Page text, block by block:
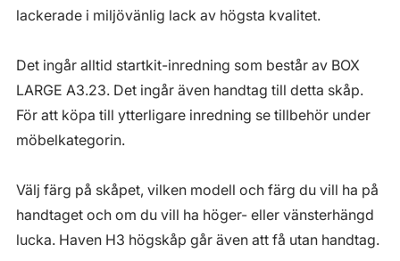
lackerade i miljövänlig lack av högsta kvalitet.
Det ingår alltid startkit-inredning som består av BOX
LARGE A3.23. Det ingår även handtag till detta skåp.
För att köpa till ytterligare inredning se tillbehör under
möbelkategorin.
Välj färg på skåpet, vilken modell och färg du vill ha på
handtaget och om du vill ha höger- eller vänsterhängd
lucka. Haven H3 högskåp går även att få utan handtag.